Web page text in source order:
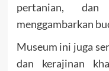
pertanian,
menggambarkan
Museum ini juga
dan kerajinan